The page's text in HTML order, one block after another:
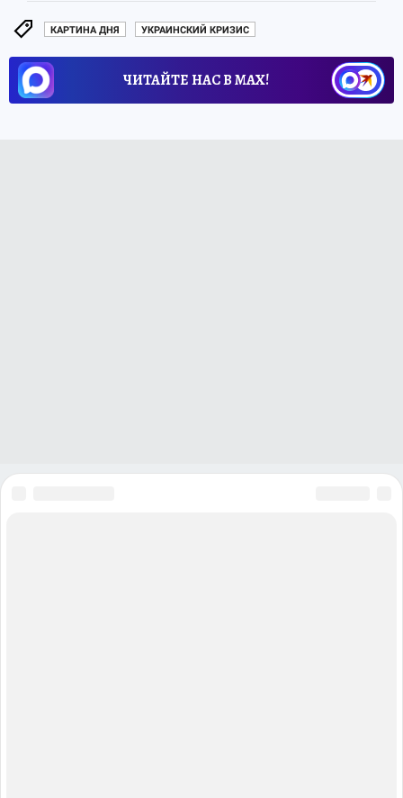
КАРТИНА ДНЯ УКРАИНСКИЙ КРИЗИС
ЧИТАЙТЕ НАС В МАХ!